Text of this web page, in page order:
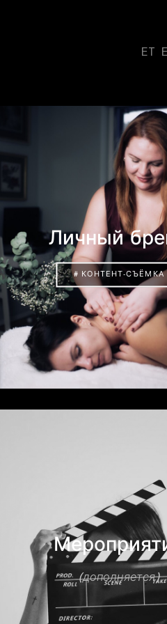
ET
Личный
# КОНТЕНТ-СЪЁМКА
(дополняется)